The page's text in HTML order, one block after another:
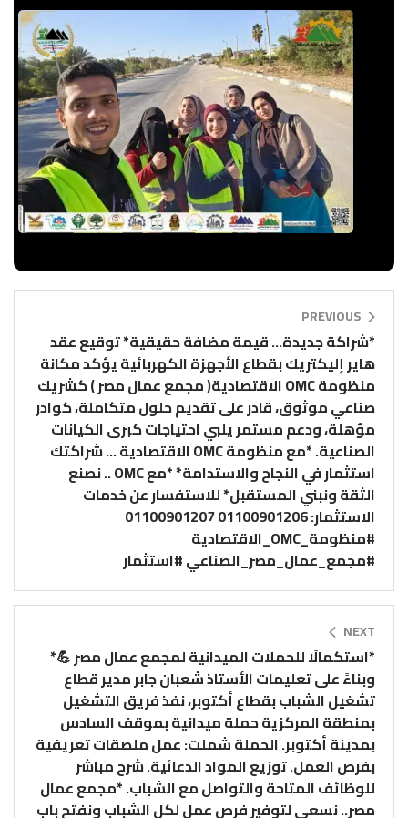
PREVIOUS
*شراكة جديدة… قيمة مضافة حقيقية* توقيع عقد
هاير إليكتريك بقطاع الأجهزة الكهربائية يؤكد مكانة
منظومة OMC الاقتصادية( مجمع عمال مصر ) كشريك
صناعي موثوق، قادر على تقديم حلول متكاملة، كوادر
مؤهلة، ودعم مستمر يلبي احتياجات كبرى الكيانات
الصناعية. *مع منظومة OMC الاقتصادية … شراكتك
استثمار في النجاح والاستدامة* *مع OMC .. نصنع
الثقة ونبني المستقبل* للاستفسار عن خدمات
الاستثمار: 01100901206 01100901207
#منظومة_OMC_الاقتصادية
#مجمع_عمال_مصر_الصناعي #استثمار
NEXT
*استكمالًا للحملات الميدانية لمجمع عمال مصر 💪*
وبناءً على تعليمات الأستاذ شعبان جابر مدير قطاع
تشغيل الشباب بقطاع أكتوبر، نفذ فريق التشغيل
بمنطقة المركزية حملة ميدانية بموقف السادس
بمدينة أكتوبر. الحملة شملت: عمل ملصقات تعريفية
بفرص العمل. توزيع المواد الدعائية. شرح مباشر
للوظائف المتاحة والتواصل مع الشباب. *مجمع عمال
مصر.. نسعي لتوفير فرص عمل لكل الشباب ونفتح باب